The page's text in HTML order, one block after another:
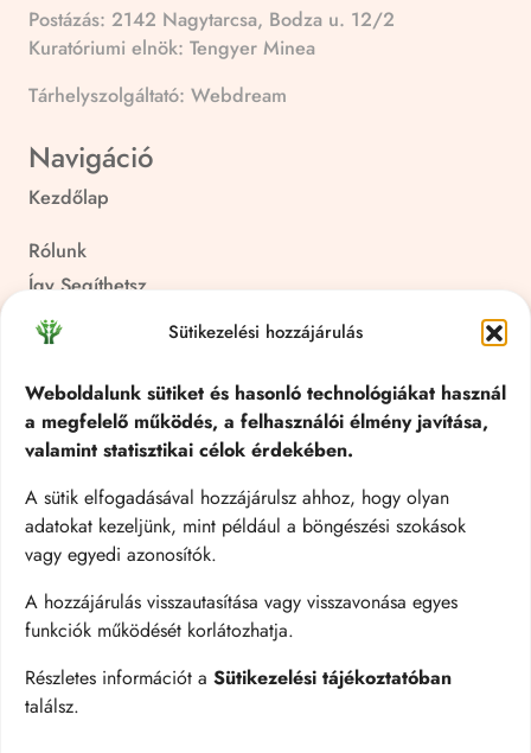
Sütikezelési hozzájárulás
Weboldalunk sütiket és hasonló technológiákat használ
a megfelelő működés, a felhasználói élmény javítása,
valamint statisztikai célok érdekében.
A sütik elfogadásával hozzájárulsz ahhoz, hogy olyan
adatokat kezeljünk, mint például a böngészési szokások
vagy egyedi azonosítók.
A hozzájárulás visszautasítása vagy visszavonása egyes
funkciók működését korlátozhatja.
Részletes információt a Sütikezelési tájékoztatóban
találsz.
Postázás: 2142 Nagytarcsa, Bodza u. 12/2
Kuratóriumi elnök: Tengyer Minea
Tárhelyszolgáltató: Webdream
Navigáció
Kezdőlap
Rólunk
Így Segíthetsz
Pályázatok
Aktuális
Kapcsolat
Kérdések
Támogatás
Adományozás
1% Felajánlás
Banki Utalás
Önkéntesség
Vállalati Partnerség
Országos Információs Vonal